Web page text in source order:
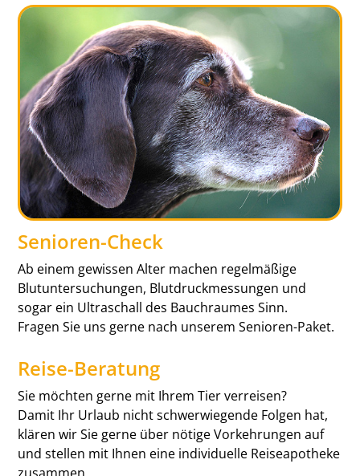
Senioren-Check
Ab einem gewissen Alter machen regelmäßige
Blutuntersuchungen, Blutdruckmessungen und
sogar ein Ultraschall des Bauchraumes Sinn.
Fragen Sie uns gerne nach unserem Senioren-Paket.
Reise-Beratung
Sie möchten gerne mit Ihrem Tier verreisen?
Damit Ihr Urlaub nicht schwerwiegende Folgen hat,
klären wir Sie gerne über nötige Vorkehrungen auf
und stellen mit Ihnen eine individuelle Reiseapotheke